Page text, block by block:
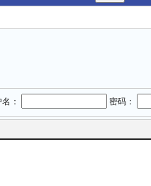
： 密码：